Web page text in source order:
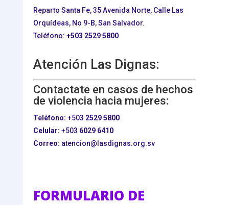
Reparto Santa Fe, 35 Avenida Norte, Calle Las
Orquídeas, No 9-B, San Salvador.
Teléfono: +503 2529 5800
Atención Las Dignas:
Contactate en casos de hechos
de violencia hacia mujeres:
Teléfono: +503 2529 5800
Celular: +503 6029 6410
Correo: atencion@lasdignas.org.sv
FORMULARIO DE